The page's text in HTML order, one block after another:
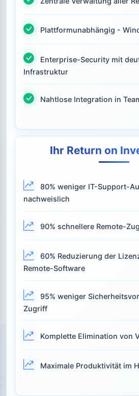
Enterprise-Security mit
Ihr Return on
80% weniger IT-Support-
60% Reduzierung der
95% weniger